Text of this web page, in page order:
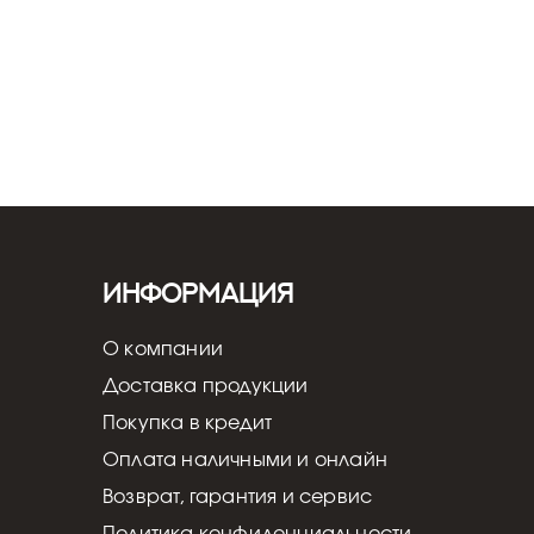
Информация
О компании
Доставка продукции
Покупка в кредит
Оплата наличными и онлайн
Возврат, гарантия и сервис